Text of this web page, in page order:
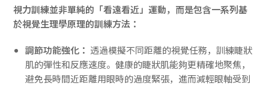
視力訓練並非單純的「看遠看近」運動，而是包含一系列基
於視覺生理學原理的訓練方法：
調節功能強化： 透過模擬不同距離的視覺任務，訓練睫狀
肌的彈性和反應速度。健康的睫狀肌能夠更精確地聚焦，
避免長時間近距離用眼時的過度緊張，進而減輕眼軸受到